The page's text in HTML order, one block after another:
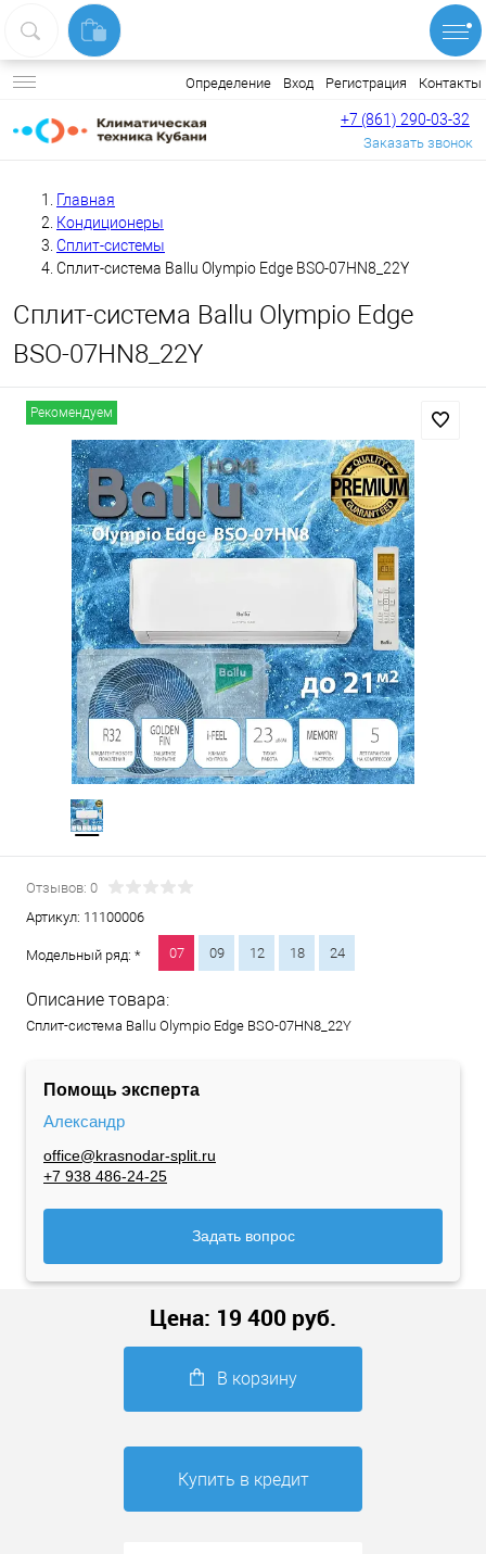
Определение Вход Регистрация Контакты
+7 (861) 290-03-32
Заказать звонок
Главная
Кондиционеры
Сплит-системы
Сплит-система Ballu Olympio Edge BSO-07HN8_22Y
Сплит-система Ballu Olympio Edge
BSO-07HN8_22Y
Рекомендуем
Отзывов: 0
Артикул: 11100006
Модельный ряд: * 07 09 12 18 24
Описание товара:
Сплит-система Ballu Olympio Edge BSO-07HN8_22Y
Помощь эксперта
Александр
office@krasnodar-split.ru
+7 938 486-24-25
Задать вопрос
Цена: 19 400 руб.
В корзину
Купить в кредит